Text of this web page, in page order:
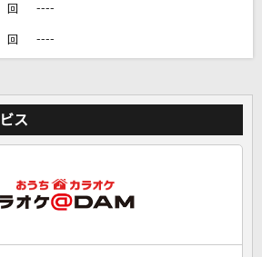
友達と一緒に！練習にも！
回 ----
回 ----
ス